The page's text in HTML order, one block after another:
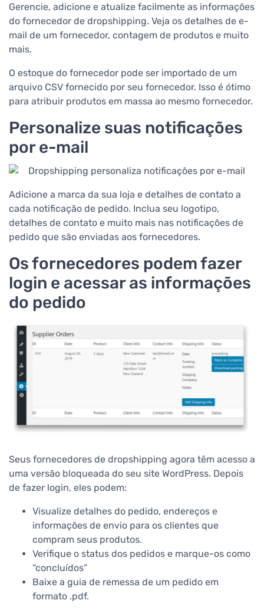
Gerencie, adicione e atualize facilmente as informações
do fornecedor de dropshipping. Veja os detalhes de e-
mail de um fornecedor, contagem de produtos e muito
mais.
O estoque do fornecedor pode ser importado de um
arquivo CSV fornecido por seu fornecedor. Isso é ótimo
para atribuir produtos em massa ao mesmo fornecedor.
Personalize suas notificações
por e-mail
Adicione a marca da sua loja e detalhes de contato a
cada notificação de pedido. Inclua seu logotipo,
detalhes de contato e muito mais nas notificações de
pedido que são enviadas aos fornecedores.
Os fornecedores podem fazer
login e acessar as informações
do pedido
Seus fornecedores de dropshipping agora têm acesso a
uma versão bloqueada do seu site WordPress. Depois
de fazer login, eles podem:
Visualize detalhes do pedido, endereços e
informações de envio para os clientes que
compram seus produtos.
Verifique o status dos pedidos e marque-os como
“concluídos”
Baixe a guia de remessa de um pedido em
formato .pdf.